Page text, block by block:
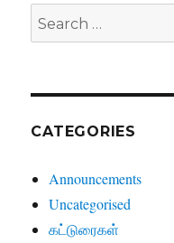
Search
for:
CATEGORIES
Announcements
Uncategorised
கட்டுரைகள்